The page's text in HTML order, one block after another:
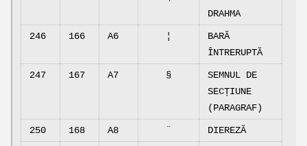
DRAHMA
246 166 A6 ¦
BARĂ
ÎNTRERUPTĂ
247 167 A7 §
SEMNUL DE
SECȚIUNE
(PARAGRAF)
250 168 A8 ¨ DIEREZĂ